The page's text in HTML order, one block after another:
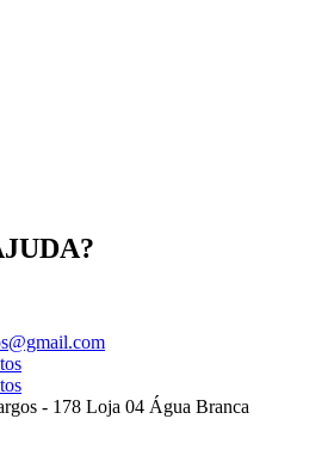
- 178 Loja 04 Água Branca